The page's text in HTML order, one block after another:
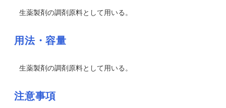
生薬製剤の調剤原料として用いる。
用法・容量
生薬製剤の調剤原料として用いる。
注意事項